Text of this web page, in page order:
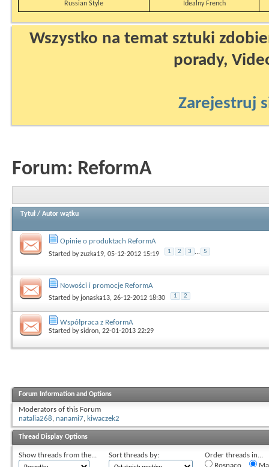
Russian Style
Idealny French
Wszystko na temat sztuki
porady,
Zarejestruj
Forum: ReformA
Tytuł / Autor wątku
Opinie o produktach ReformA
Started byzuzka19, 05-12-2012 15:19 1 2 3 ... 5
Nowości i promocje ReformA
Started by jonaska13, 26-12-2012 18:30 1 2
Współpraca z ReformA
Started bysidron, 22-01-2013 22:29
Forum Information and Options
Moderators of this Forum
natalia268, nanami7, kiwaczek2
Thread Display Options
Show threads from the... Sort threads by:
Order threads in...